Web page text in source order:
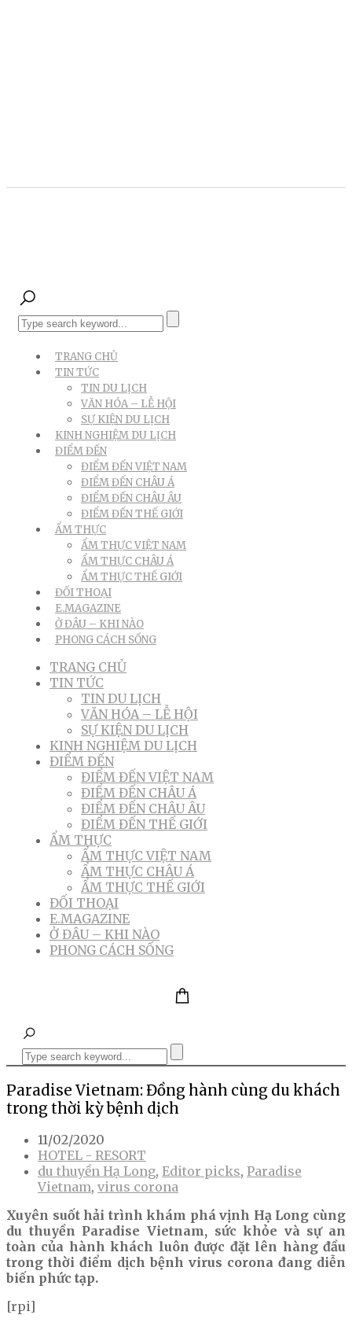
TRANG CHỦ
TIN TỨC
TIN DU LỊCH
VĂN HÓA – LỄ HỘI
SỰ KIỆN DU LỊCH
KINH NGHIỆM DU LỊCH
ĐIỂM ĐẾN
ĐIỂM ĐẾN VIỆT NAM
ĐIỂM ĐẾN CHÂU Á
ĐIỂM ĐẾN CHÂU ÂU
ĐIỂM ĐẾN THẾ GIỚI
ẨM THỰC
ẨM THỰC VIỆT NAM
ẨM THỰC CHÂU Á
ẨM THỰC THẾ GIỚI
ĐỐI THOẠI
E.MAGAZINE
Ở ĐÂU – KHI NÀO
PHONG CÁCH SỐNG
TRANG CHỦ
TIN TỨC
TIN DU LỊCH
VĂN HÓA – LỄ HỘI
SỰ KIỆN DU LỊCH
KINH NGHIỆM DU LỊCH
ĐIỂM ĐẾN
ĐIỂM ĐẾN VIỆT NAM
ĐIỂM ĐẾN CHÂU Á
ĐIỂM ĐẾN CHÂU ÂU
ĐIỂM ĐẾN THẾ GIỚI
ẨM THỰC
ẨM THỰC VIỆT NAM
ẨM THỰC CHÂU Á
ẨM THỰC THẾ GIỚI
ĐỐI THOẠI
E.MAGAZINE
Ở ĐÂU – KHI NÀO
PHONG CÁCH SỐNG
Paradise Vietnam: Đồng hành cùng du khách
trong thời kỳ bệnh dịch
11/02/2020
HOTEL - RESORT
du thuyền Hạ Long, Editor picks, Paradise
Vietnam, virus corona
Xuyên suốt hải trình khám phá vịnh Hạ Long cùng
du thuyền Paradise Vietnam, sức khỏe và sự an
toàn của hành khách luôn được đặt lên hàng đầu
trong thời điểm dịch bệnh virus corona đang diễn
biến phức tạp.
[rpi]